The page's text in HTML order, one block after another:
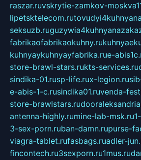
raszar.ruvskrytie-zamkov-
lipetsktelecom.ru
seksuzb.ru
fabrikaofabrikaokuhny.ru
kuhnyaykuhnyayfabrika.rue-
store-brawl-stars.rukts-services.ru
sindika-01.rusp-life.rux-legion.ru
e-abis-1-c.rusindika01.ruvenda-
store-brawlstars.ru
antenna-highly.rumine-lab-msk.ru
3-sex-porn.ruban-damn.rupurse-
viagra-tablet.rufasbags.ruadler-
fincontech.ru3sexporn.ru1mus.ru